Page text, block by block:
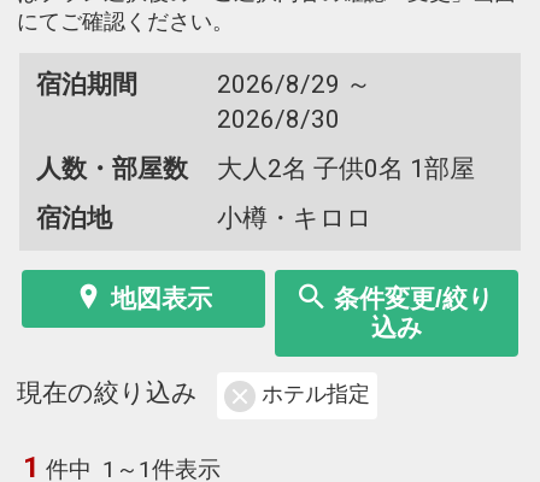
にてご確認ください。
宿泊期間
2026/8/29 ～
2026/8/30
人数・部屋数
大人2名 子供0名 1部屋
宿泊地
小樽・キロロ
地図表示
条件変更/絞り
込み
現在の絞り込み ホテル指定
1 件中 1～1件表示